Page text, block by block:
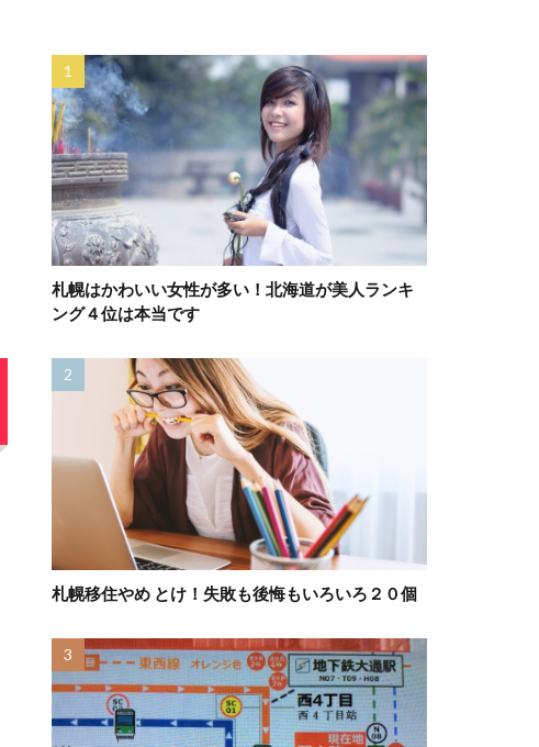
札幌はかわいい女性が多い！北海道が美人ランキ
ング４位は本当です
札幌移住やめ とけ！失敗も後悔もいろいろ２０個